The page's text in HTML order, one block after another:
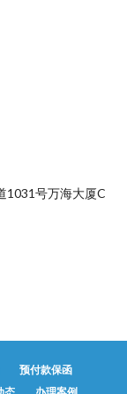
1031号万海大厦C
预付款保函